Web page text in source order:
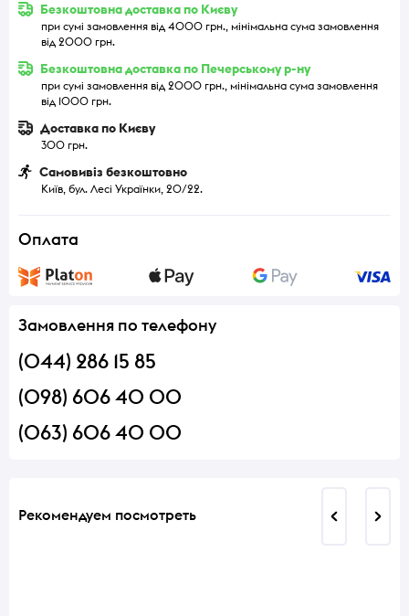
Безкоштовна доставка по Києву
при сумі замовлення від 4000 грн., мінімальна сума замовлення
від 2000 грн.
Безкоштовна доставка по Печерському р-ну
при сумі замовлення від 2000 грн., мінімальна сума замовлення
від 1000 грн.
Доставка по Києву
300 грн.
Самовивіз безкоштовно
Київ, бул. Лесі Українки, 20/22.
Оплата
Замовлення по телефону
(044) 286 15 85
(098) 606 40 00
(063) 606 40 00
Рекомендуем посмотреть